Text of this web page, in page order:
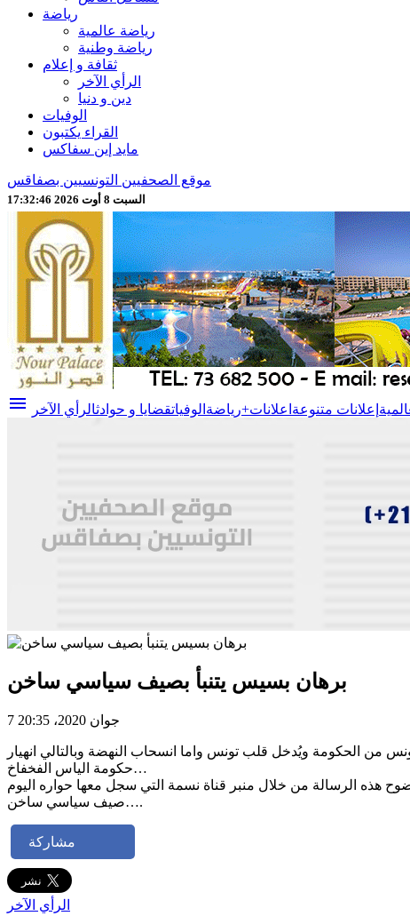
رياضة
رياضة عالمية
رياضة وطنية
ثقافة و إعلام
الرأي الآخر
دين و دنيا
الوفيات
القراء يكتبون
مايد إين سفاكس
موقع الصحفيين التونسيين بصفاقس
السبت 8 أوت 2026 17:32:48
menu إعلانات متنوعة اعلانات+رياضة الوفياتقضايا و حوادثالرأي الآخر
برهان بسيس يتنبأ بصيف سياسي ساخن
7 جوان 2020، 20:35
الحكومة ويُدخل قلب تونس واما انسحاب النهضة وبالتالي انهيار
حكومة الياس الفخفاخ…
صيف سياسي ساخن….
مشاركة
الرأي الآخر